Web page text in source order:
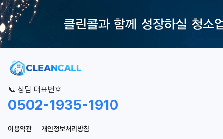
📞 상담 대표번호
0502-1935-1910
이용약관
개인정보처리방침